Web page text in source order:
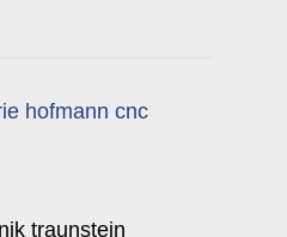
traunstein